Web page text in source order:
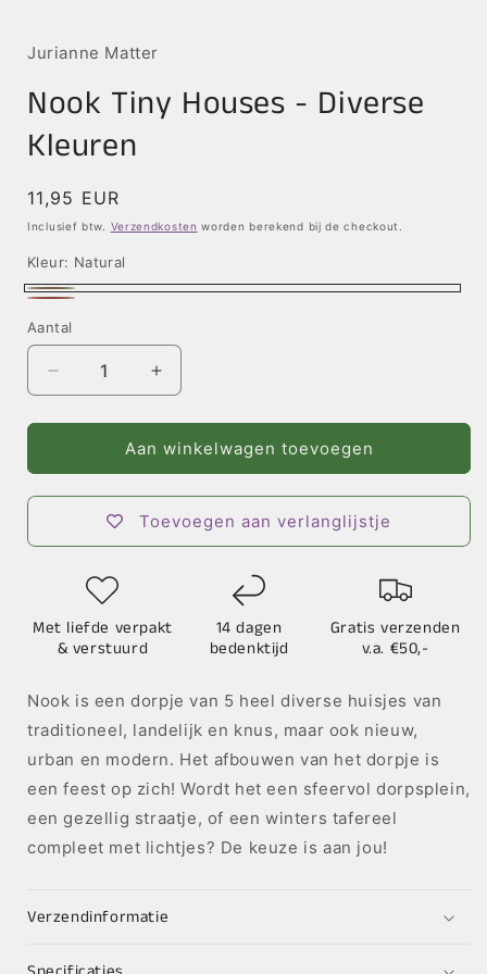
Jurianne Matter
Nook Tiny Houses - Diverse
Kleuren
Normale
prijs
11,95 EUR
Inclusief btw. Verzendkosten worden berekend bij de checkout.
Kleur: Natural
Natural
Aantal
Aantal
verlagen
voor
Tiny
Houses
Aantal
verhogen
voor
Nook
Tiny
Houses
-
Aan winkelwagen toevoegen
Toevoegen aan verlanglijstje
Met liefde verpakt
& verstuurd
14 dagen
bedenktijd
Gratis verzenden
v.a. €50,-
Nook is een dorpje van 5 heel diverse huisjes van
traditioneel, landelijk en knus, maar ook nieuw,
urban en modern. Het afbouwen van het dorpje is
een feest op zich! Wordt het een sfeervol dorpsplein,
een gezellig straatje, of een winters tafereel
compleet met lichtjes? De keuze is aan jou!
Verzendinformatie